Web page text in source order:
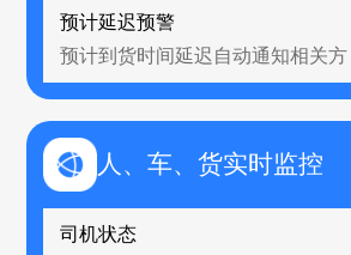
预计延迟预警
预计到货时间延迟自动通知相关方
人、车、货实时监控
司机状态